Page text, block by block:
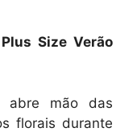
Size Verão
abre mão das
florais durante